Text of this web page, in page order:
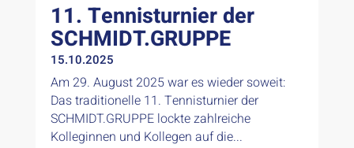
11. Tennisturnier der
SCHMIDT.GRUPPE
15.10.2025
Am 29. August 2025 war es wieder soweit:
Das traditionelle 11. Tennisturnier der
SCHMIDT.GRUPPE lockte zahlreiche
Kolleginnen und Kollegen auf die...